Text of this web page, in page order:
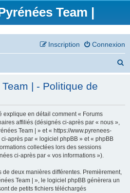
Team |
Connexion
Inscription
h
| - Politique de
explique en détail comment « Forums
affiliés (désignés ci-après par « nous »,
Team | » et « https://www.pyrenees-
après par « logiciel phpBB » et « phpBB
collectées lors des sessions
ci-après par « vos informations »).
de deux manières différentes. Premièrement,
Team | », le logiciel phpBB génèrera un
de petits fichiers téléchargés